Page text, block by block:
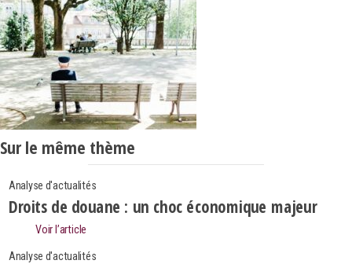
Sur le même thème
Analyse d'actualités
Droits de douane : un choc économique majeur
Voir l’article
Analyse d'actualités